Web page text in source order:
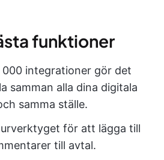
funktioner
000 integrationer gör det
samman alla dina digitala
samma ställe.
för att lägga till
till avtal.